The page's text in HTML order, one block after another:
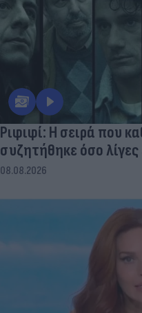
Ριφιφί: Η σειρά που
συζητήθηκε όσο
08.08.2026